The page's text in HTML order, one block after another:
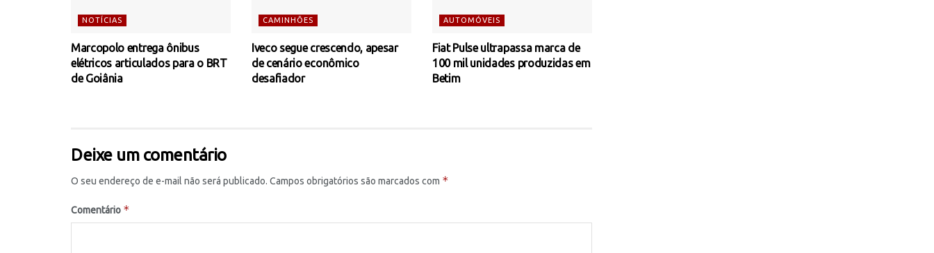
NOTÍCIAS
Marcopolo entrega ônibus
elétricos articulados para o BRT
de Goiânia
CAMINHÕES
Iveco segue crescendo, apesar
de cenário econômico
desafiador
AUTOMÓVEIS
Fiat Pulse ultrapassa marca de
100 mil unidades produzidas em
Betim
Deixe um comentário
O seu endereço de e-mail não será publicado. Campos obrigatórios são marcados com *
Comentário *